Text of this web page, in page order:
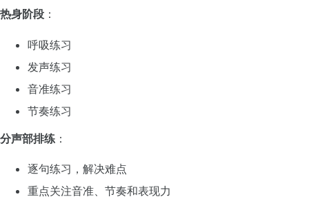
热身阶段 ：
呼吸练习
发声练习
音准练习
节奏练习
分声部排练 ：
逐句练习，解决难点
重点关注音准、节奏和表现力